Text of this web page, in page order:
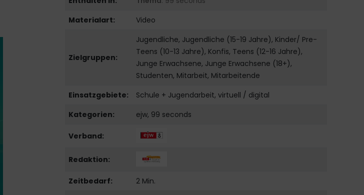
Materialart:
Video
Zielgruppen:
Jugendliche, Jugendliche (15-19 Jahre), Kinder/ Pre-
Teens (10-13 Jahre), Konfis, Teens (12-16 Jahre),
Junge Erwachsene, Junge Erwachsene (18+),
Studenten, Mitarbeit, Mitarbeitende
Einsatzgebiete:
Schule + Jugendarbeit, virtuell / digital
Kategorien:
ejw, 99 seconds
Verband:
Redaktion:
Zeitbedarf:
2 Min.